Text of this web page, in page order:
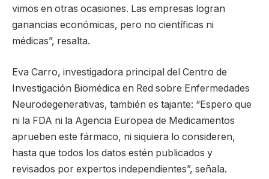
vimos en otras ocasiones. Las empresas logran
ganancias económicas, pero no científicas ni
médicas”, resalta.
Eva Carro, investigadora principal del Centro de
Investigación Biomédica en Red sobre Enfermedades
Neurodegenerativas, también es tajante: “Espero que
ni la FDA ni la Agencia Europea de Medicamentos
aprueben este fármaco, ni siquiera lo consideren,
hasta que todos los datos estén publicados y
revisados por expertos independientes”, señala.